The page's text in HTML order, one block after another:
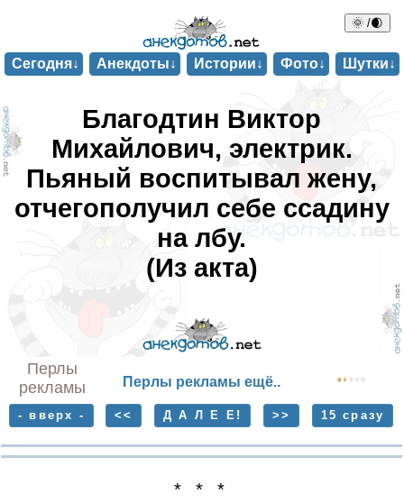
🌞 /🌒
Сегодня↓ Анекдоты↓ Истории↓ Фото↓ Шутки↓
Благодтин Виктор
Михайлович, электрик.
Пьяный воспитывал жену,
отчегополучил себе ссадину
на лбу.
(Из акта)
Перлы
рекламы
Перлы рекламы ещё..
- вверх - << Д А Л Е Е! >> 15 сразу
* * *